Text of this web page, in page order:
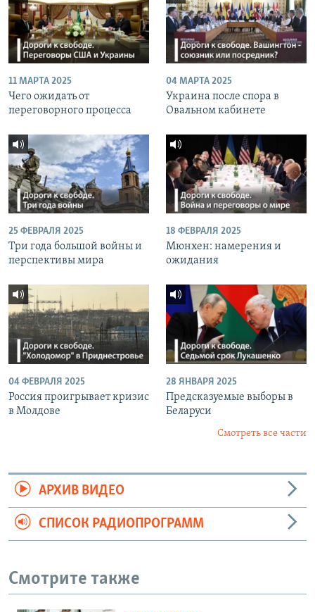
11 МАРТА 2025
Чего ожидать от
переговорного процесса
04 МАРТА 2025
Украина после спора в
Овальном кабинете
25 ФЕВРАЛЯ 2025
Три года большой войны и
перспективы мира
18 ФЕВРАЛЯ 2025
Мюнхен: намерения и
ожидания
04 ФЕВРАЛЯ 2025
Россия проигрывает кризис
в Молдове
28 ЯНВАРЯ 2025
Предсказуемые выборы в
Беларуси
Смотреть все части
АРХИВ ВИДЕО
СПИСОК РАДИОПРОГРАММ
Смотрите также